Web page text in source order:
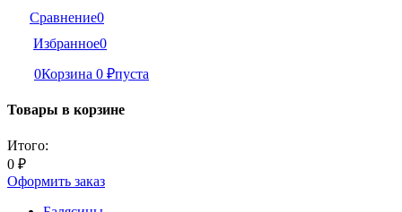
Сравнение0
Избранное0
0Корзина 0 ₽пуста
Товары в корзине
Итого:
0 ₽
Оформить заказ